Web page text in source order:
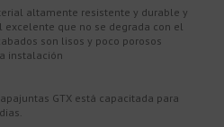
altamente resistente y durable y
excelente que no se degrada con el
son lisos y poco porosos
instalación
GTX está capacitada para